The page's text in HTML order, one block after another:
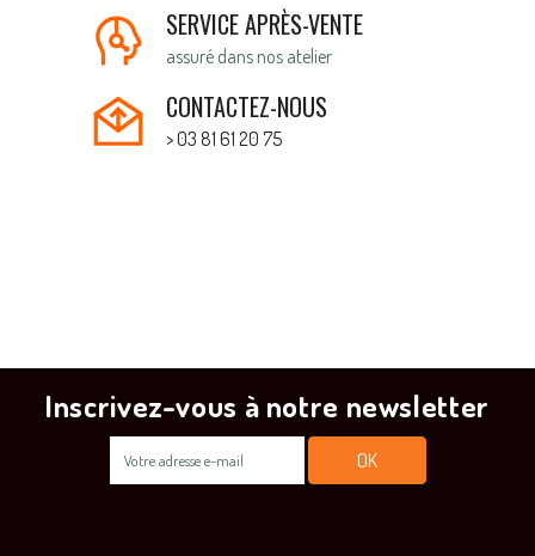
SERVICE APRÈS-VENTE
assuré dans nos atelier
CONTACTEZ-NOUS
> 03 81 61 20 75
Inscrivez-vous à notre newsletter